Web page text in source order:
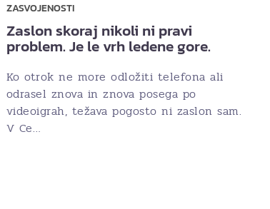
ZASVOJENOSTI
Zaslon skoraj nikoli ni pravi
problem. Je le vrh ledene gore.
Ko otrok ne more odložiti telefona ali
odrasel znova in znova posega po
videoigrah, težava pogosto ni zaslon sam.
V Ce…